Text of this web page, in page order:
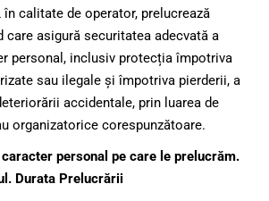
în calitate de operator, prelucrează
care asigură securitatea adecvată a
personal, inclusiv protecția împotriva
sau ilegale și împotriva pierderii, a
accidentale, prin luarea de
organizatorice corespunzătoare.
caracter personal pe care le prelucrăm.
Durata Prelucrării